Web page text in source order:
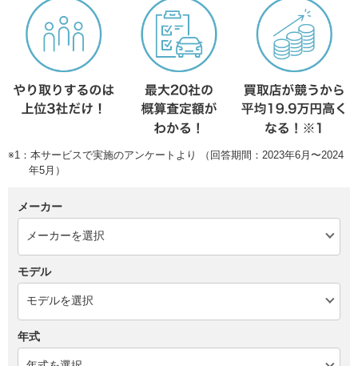
※1：本サービスで実施のアンケートより （回答期間：2023年6月〜2024
年5月）
メーカー
モデル
年式